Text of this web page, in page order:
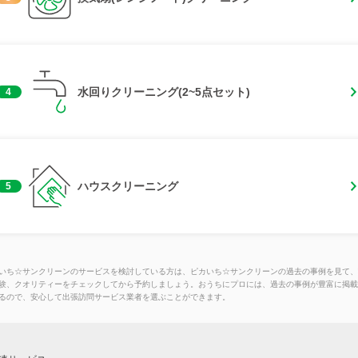
4 水回りクリーニング(2~5点セット)
5 ハウスクリーニング
ち☆サンクリーンのサービスを検討している方は、ピカいち☆サンクリーンの過去の事例を見て
、クオリティーをチェックしてから予約しましょう。おうちにプロには、過去の事例が豊富に掲載
ので、安心して出張訪問サービス業者を選ぶことができます。